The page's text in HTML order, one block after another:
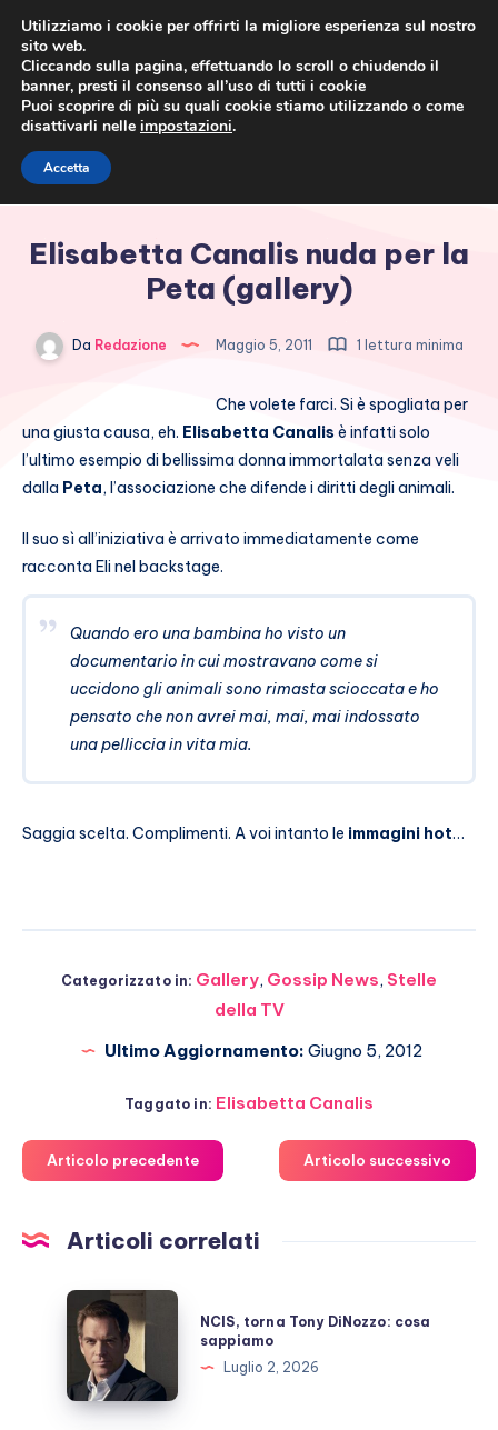
Elisabetta Canalis nuda per la
Peta (gallery)
Da Redazione Maggio 5, 2011 1 lettura minima
Che volete farci. Si è spogliata per
una giusta causa, eh. Elisabetta Canalisè infatti solo
l’ultimo esempio di bellissima donna immortalata senza veli
dalla Peta, l’associazione che difende i diritti degli animali.
Il suo sì all’iniziativa è arrivato immediatamente come
racconta Eli nel backstage.
Quando ero una bambina ho visto un
documentario in cui mostravano come si
uccidono gli animali sono rimasta scioccata e ho
pensato che non avrei mai, mai, mai indossato
una pelliccia in vita mia.
Saggia scelta. Complimenti. A voi intanto le immagini hot…
Categorizzato in: Gallery, Gossip News, Stelle
della TV
Ultimo Aggiornamento: Giugno 5, 2012
Taggato in: Elisabetta Canalis
Articolo precedente Articolo successivo
Articoli correlati
NCIS,
torna
Tony
DiNozzo:
cosa
NCIS, torna Tony DiNozzo: cosa
sappiamo
Luglio 2, 2026
Utilizziamo i cookie per offrirti la migliore esperienza sul nostro
sito web.
Cliccando sulla pagina, effettuando lo scroll o chiudendo il
banner, presti il consenso all’uso di tutti i cookie
Puoi scoprire di più su quali cookie stiamo utilizzando o come
disattivarli nelle impostazioni.
Accetta